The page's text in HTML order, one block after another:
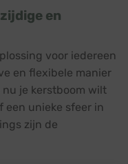
en
voor iedereen
en flexibele manier
je kerstboom wilt
een unieke sfeer in
zijn de